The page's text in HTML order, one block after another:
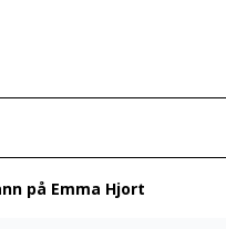
på Emma Hjort